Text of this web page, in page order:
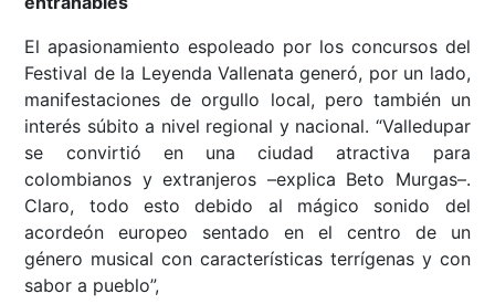
El apasionamiento espoleado por los concursos del
Festival de la Leyenda Vallenata generó, por un lado,
manifestaciones de orgullo local, pero también un
interés súbito a nivel regional y nacional. “Valledupar
se convirtió en una ciudad atractiva para
colombianos y extranjeros –explica Beto Murgas–.
Claro, todo esto debido al mágico sonido del
acordeón europeo sentado en el centro de un
género musical con características terrígenas y con
sabor a pueblo”,